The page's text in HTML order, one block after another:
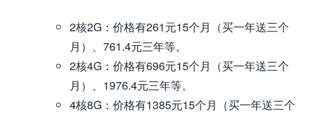
2核2G：价格有261元15个月（买一年送三个
月）、761.4元三年等。
2核4G：价格有696元15个月（买一年送三个
月）、1976.4元三年等。
4核8G：价格有1385元15个月（买一年送三个